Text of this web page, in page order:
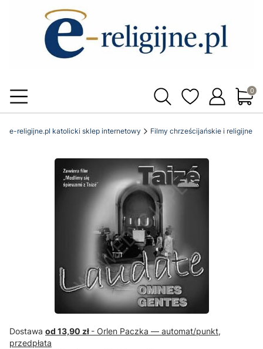
e-religijne.pl katolicki sklep internetowy Filmy chrześcijańskie i religijne
Dostawa od 13,90 zł - Orlen Paczka — automat/punkt,
przedpłata